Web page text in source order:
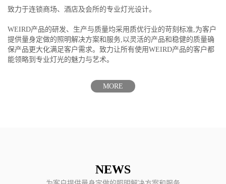
致力于连锁商场、酒店及会所的专业灯光设计。
WEIRD产品的研发、生产与质量均采用质优行业的苛刻标准,为客户
提供量身定做的照明解决方案和服务,以灵活的产品和稳健的质量确
保产品更大化满足客户需求。致力让所有使用WEIRD产品的客户都
能领略到专业灯光的魅力与艺术。
MORE
NEWS